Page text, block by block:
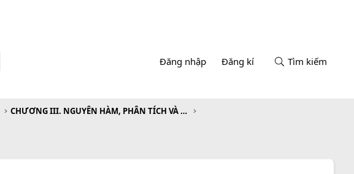
Đăng nhập Đăng kí Tìm kiếm
CHƯƠNG III. NGUYÊN HÀM, PHÂN TÍCH VÀ ỨNG DỤNG